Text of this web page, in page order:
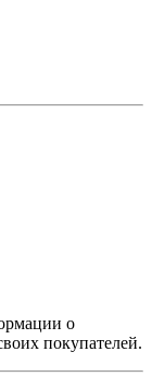
о
покупателей.